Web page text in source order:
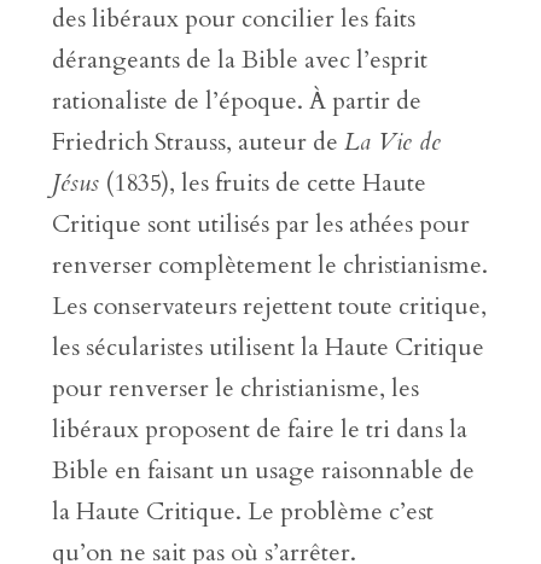
des libéraux pour concilier les faits
dérangeants de la Bible avec l’esprit
rationaliste de l’époque. À partir de
Friedrich Strauss, auteur de La Vie de
Jésus(1835), les fruits de cette Haute
Critique sont utilisés par les athées pour
renverser complètement le christianisme.
Les conservateurs rejettent toute critique,
les sécularistes utilisent la Haute Critique
pour renverser le christianisme, les
libéraux proposent de faire le tri dans la
Bible en faisant un usage raisonnable de
la Haute Critique. Le problème c’est
qu’on ne sait pas où s’arrêter.